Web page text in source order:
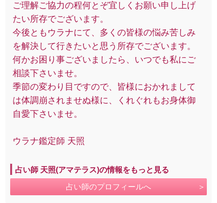
ご理解ご協力の程何とぞ宜しくお願い申し上げ
たい所存でございます。
今後ともウラナにて、多くの皆様の悩み苦しみ
を解決して行きたいと思う所存でございます。
何かお困り事ございましたら、いつでも私にご
相談下さいませ。
季節の変わり目ですので、皆様におかれまして
は体調崩されませぬ様に、くれぐれもお身体御
自愛下さいませ。
ウラナ鑑定師 天照
占い師 天照(アマテラス)の情報をもっと見る
占い師のプロフィールへ